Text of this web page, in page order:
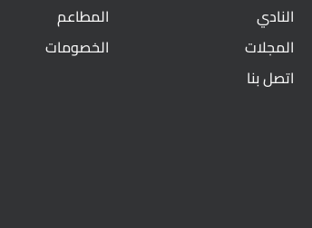
النادي
المجلات
اتصل بنا
المطاعم
الخصومات